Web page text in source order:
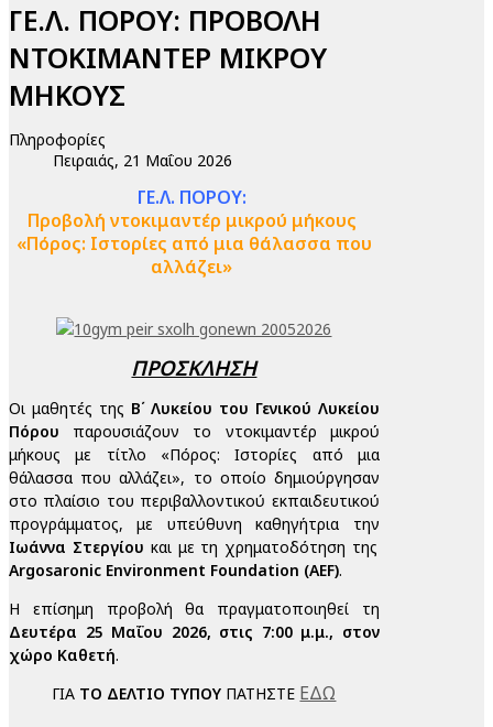
ΓΕ.Λ. ΠΟΡΟΥ: ΠΡΟΒΟΛΗ
ΝΤΟΚΙΜΑΝΤΕΡ ΜΙΚΡΟΥ
ΜΗΚΟΥΣ
Πληροφορίες
Πειραιάς, 21 Μαΐου 2026
ΓΕ.Λ. ΠΟΡΟΥ:
Προβολή ντοκιμαντέρ μικρού μήκους
«Πόρος: Ιστορίες από μια θάλασσα που
αλλάζει»
ΠΡΟΣΚΛΗΣΗ
Οι μαθητές της Β΄ Λυκείου του Γενικού Λυκείου
Πόρου παρουσιάζουν το ντοκιμαντέρ μικρού
μήκους με τίτλο «Πόρος: Ιστορίες από μια
θάλασσα που αλλάζει», το οποίο δημιούργησαν
στο πλαίσιο του περιβαλλοντικού εκπαιδευτικού
προγράμματος, με υπεύθυνη καθηγήτρια την
Ιωάννα Στεργίου και με τη χρηματοδότηση της
Argosaronic Environment Foundation (AEF).
Η επίσημη προβολή θα πραγματοποιηθεί τη
Δευτέρα 25 Μαΐου 2026, στις 7:00 μ.μ., στον
χώρο Καθετή.
ΓΙΑ ΤΟ ΔΕΛΤΙΟ ΤΥΠΟΥ ΠΑΤΗΣΤΕ ΕΔΩ